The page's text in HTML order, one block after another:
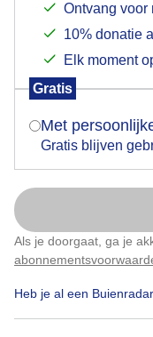
Ontvang voor
10% donatie
Elk moment
Gratis
Met
Gratis blijven
Als je doorgaat, ga je
Heb je al een
Door: Erica van Leeuwen-
Gemaakt: 17-05-2026,
Indien je hier
verschijnt er zo
Is
Nu
Klik